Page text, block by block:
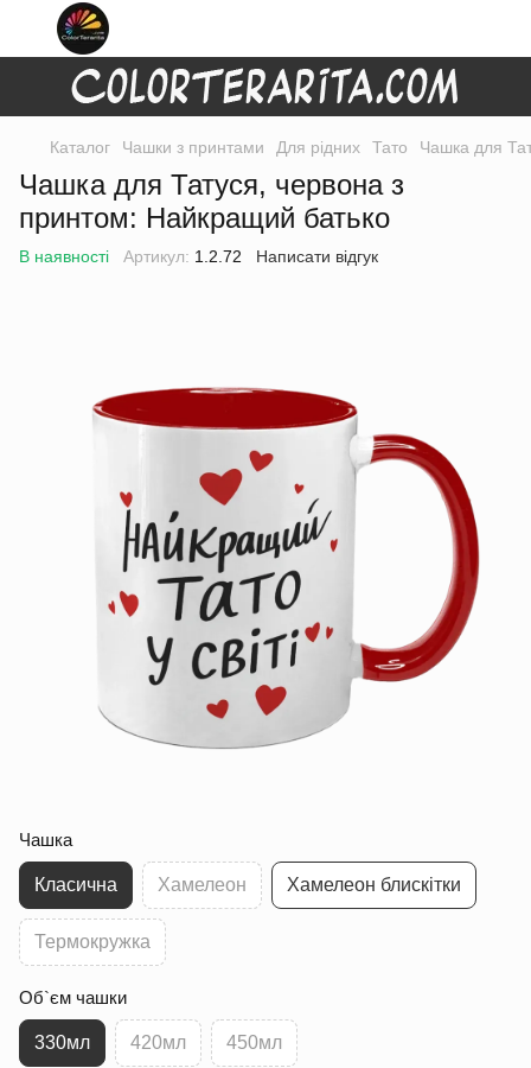
Каталог Чашки з принтами Для рідних Тато Чашка для
Чашка для Татуся, червона з
принтом: Найкращий батько
В наявності Артикул: 1.2.72 Написати відгук
Чашка
Класична Хамелеон Хамелеон блискітки
Термокружка
Об`єм чашки
330мл 420мл 450мл